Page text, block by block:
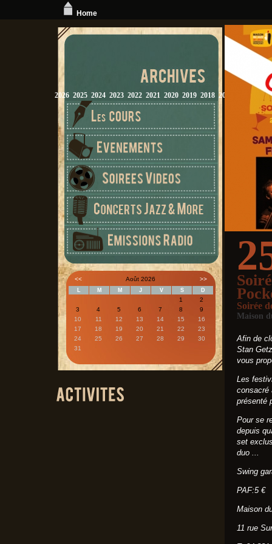
2026 2025 2024 2023 2022 2021 2020 2019 2018 2017 2015
<< Août 2026 >>
L M M J V S D
1
2
3
4 5 6 7 8
9
10
11 12 13 14 15
16
17
18 19 20 21 22
23
24
25 26 27 28 29
30
31
Soirée
Maison
Afin de
Stan
vous
Les
consacré
présenté
Pour se
depuis
set
duo ...
Swing
PAF:5 €
Maison
11 rue
Home